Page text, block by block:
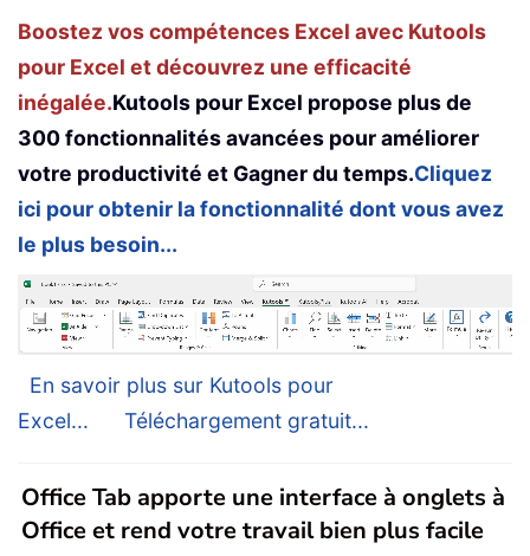
Boostez vos compétences Excel avec Kutools
pour Excel et découvrez une efficacité
inégalée.Kutools pour Excel propose plus de
300 fonctionnalités avancées pour améliorer
votre productivité et Gagner du temps.Cliquez
ici pour obtenir la fonctionnalité dont vous avez
le plus besoin...
En savoir plus sur Kutools pour
Excel...
Téléchargement gratuit...
Office Tab apporte une interface à onglets à
Office et rend votre travail bien plus facile